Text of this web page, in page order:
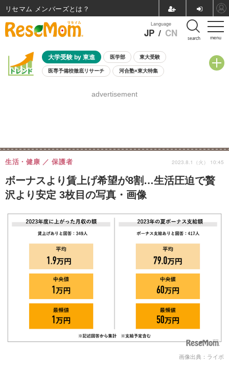
menu
Language
JP / CN search
大学受験 by 東進 医学部 東大受験
医専予備校徹底リサーチ 河合塾×東大特集
8月開催学校説明会・相談会
advertisement
ボーナスより賃上げ希望が8割…生活圧迫で贅
沢より安定 3枚目の写真・画像
生活・健康 保護者 2023.8.1（火） 10:45
画像出典：ライボ
リセマム メンバーズ